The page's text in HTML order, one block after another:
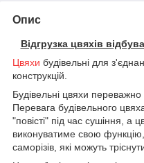
Опис
Відгрузка цвяхів
Цвяхи будівельні для
конструкцій.
Будівельні цвяхи переважно
Перевага будівельного
"повісті" під час сушіння, а
виконуватиме свою функцію,
саморізів, які можуть